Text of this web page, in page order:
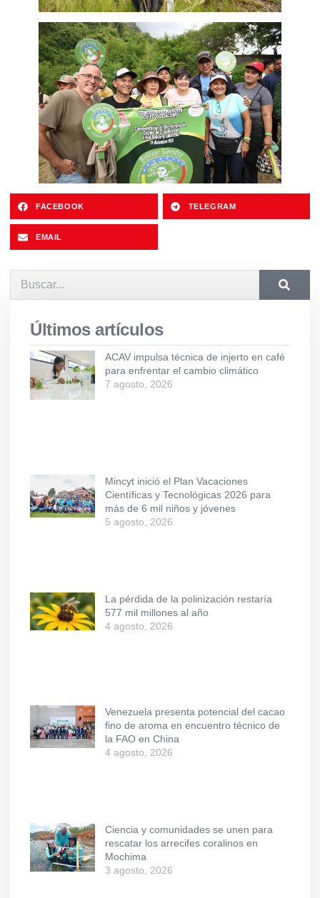
FACEBOOK TELEGRAM
EMAIL
Últimos artículos
ACAV impulsa técnica de injerto en café
para enfrentar el cambio climático
7 agosto, 2026
Mincyt inició el Plan Vacaciones
Científicas y Tecnológicas 2026 para
más de 6 mil niños y jóvenes
5 agosto, 2026
La pérdida de la polinización restaría
577 mil millones al año
4 agosto, 2026
Venezuela presenta potencial del cacao
fino de aroma en encuentro técnico de
la FAO en China
4 agosto, 2026
Ciencia y comunidades se unen para
rescatar los arrecifes coralinos en
Mochima
3 agosto, 2026